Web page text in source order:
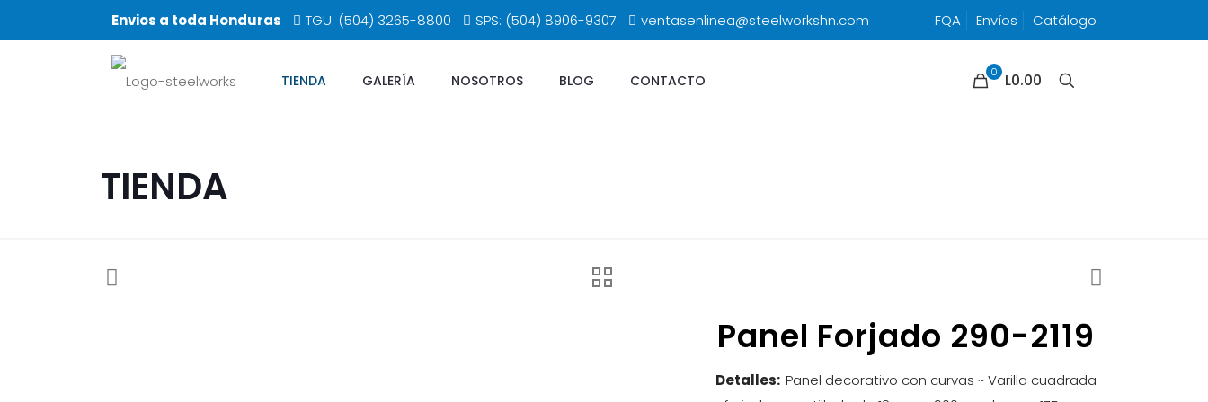
Envios a toda Honduras TGU: (504) 3265-8800 SPS: (504) 8906-9307 ventasenlinea@steelworkshn.com FQA Envíos Catálogo
TIENDA GALERÍA NOSOTROS BLOG CONTACTO 0 L0.00
TIENDA
Panel Forjado 290-2119
Detalles: Panel decorativo con curvas ~ Varilla cuadrada